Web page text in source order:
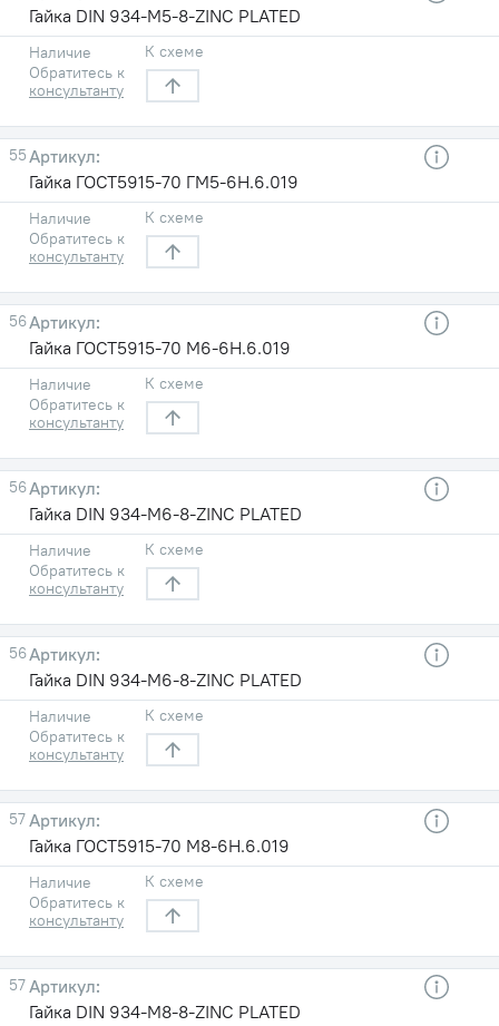
Гайка DIN 934-M5-8-ZINC PLATED
Наличие
Обратитесь к
консультанту
К схеме
55
Гайка ГОСТ5915-70 ГМ5-6Н.6.019
Наличие
Обратитесь к
консультанту
К схеме
56
Гайка ГОСТ5915-70 М6-6Н.6.019
Наличие
Обратитесь к
консультанту
К схеме
56
Гайка DIN 934-M6-8-ZINC PLATED
Наличие
Обратитесь к
консультанту
К схеме
56
Гайка DIN 934-M6-8-ZINC PLATED
Наличие
Обратитесь к
консультанту
К схеме
57
Гайка ГОСТ5915-70 М8-6Н.6.019
Наличие
Обратитесь к
консультанту
К схеме
57
Гайка DIN 934-M8-8-ZINC PLATED